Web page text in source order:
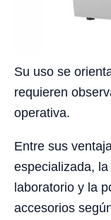
Su uso se
requieren
operativa.
Entre sus
especializada,
laboratorio y la
accesorios